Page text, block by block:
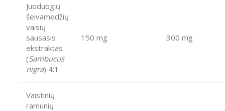
Juoduogių
šeivamedžių
vaisių
sausasis
ekstraktas
(Sambucus
nigra) 4:1
150 mg 300 mg
Vaistinių
ramunių